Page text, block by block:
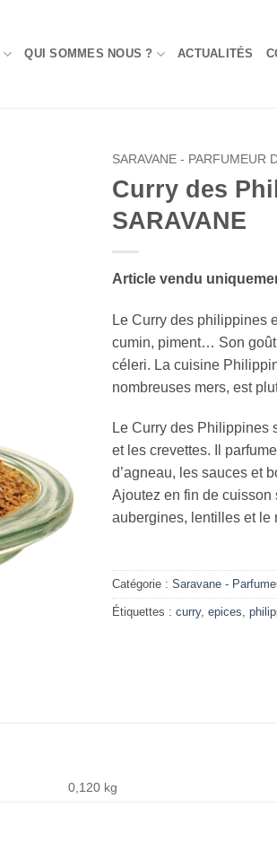
QUI SOMMES NOUS ? ACTUALITÉS
SARAVANE - PARFUMEUR
Curry des
SARAVANE
Article vendu
Le Curry des philippines
cumin, piment… Son
céleri. La cuisine
nombreuses mers, est
Le Curry des Philippines
et les crevettes. Il
d’agneau, les sauces et
Ajoutez en fin de cuisson
aubergines, lentilles et le
Catégorie : Saravane -
Étiquettes : curry, epices,
0,120 kg